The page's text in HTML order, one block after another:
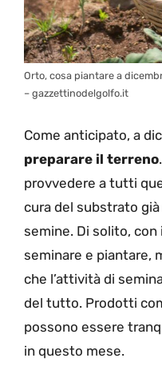
Orto, cosa piantare a
– gazzettinodelgolfo.it
Come anticipato, a
preparare il terreno
provvedere a tutti
cura del substrato
semine. Di solito,
seminare e piantare,
che l’attività di
del tutto. Prodotti
possono essere
in questo mese.